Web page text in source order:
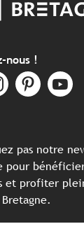
nous !
pas notre
pour
et profiter